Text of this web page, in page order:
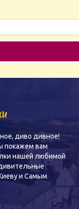
диво дивное!
покажем вам
нашей любимой
и Самым